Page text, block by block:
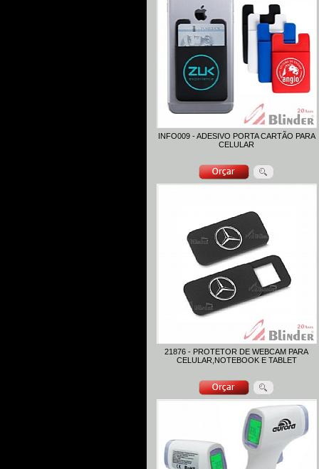
INFO009 - ADESIVO PORTA CARTÃO PARA
CELULAR
21876 - PROTETOR DE WEBCAM PARA
CELULAR,NOTEBOOK E TABLET